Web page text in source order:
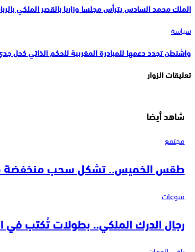
الملك محمد السادس يترأس مجلسا وزاريا بالقصر الملكي
سياسة
واشنطن تجدد دعمها للمبادرة المغربية للحكم الذاتي كحل
تعليقات الزوار
شاهد أيضا
مجتمع
طقس الخميس.. تشكل سحب منخفضة
منوعات
رجال الدرك الملكي.. بطولات تُكتب في